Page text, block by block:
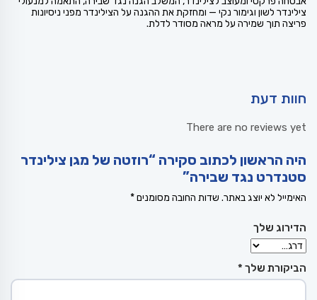
צילינדר לשון וגימור נקי — ומחזקת את ההגנה על הצילינדר מפני ניסיונות
פריצה תוך שמירה על מראה מסודר לדלת.
חוות דעת
There are no reviews yet
היה הראשון לכתוב סקירה “רוזטה של מגן צילינדר
סטנדרט נגד שבירה”
האימייל לא יוצג באתר. שדות החובה מסומנים*
הדירוג שלך
הביקורת שלך *